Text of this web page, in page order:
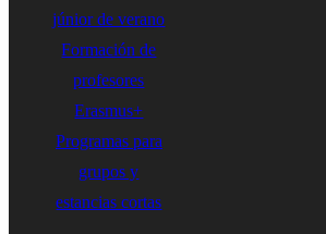
júnior de verano
Formación de
profesores
Erasmus+
Programas para
grupos y
estancias cortas